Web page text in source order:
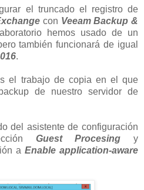
el truncado el registro de
con Veeam Backup &
hemos usado de un
también funcionará de igual
.
el trabajo de copia en el que
de nuestro servidor de
del asistente de configuración
Guest Procesing y
a Enable application-aware